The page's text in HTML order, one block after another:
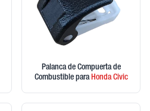
Palanca de Compuerta de
Combustible paraHondaCivic